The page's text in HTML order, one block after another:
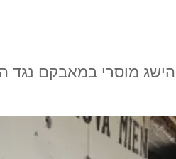
מוסרי במאבקם נגד